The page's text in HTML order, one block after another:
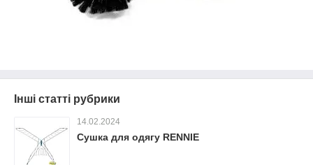
Інші статті рубрики
14.02.2024
Сушка для одягу RENNIE